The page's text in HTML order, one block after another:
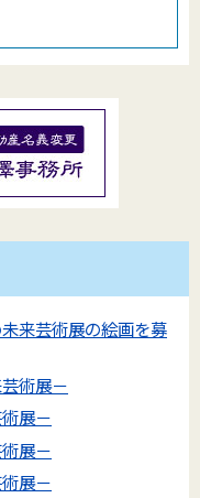
来芸術展の絵画を募
術展－
展－
展－
展－